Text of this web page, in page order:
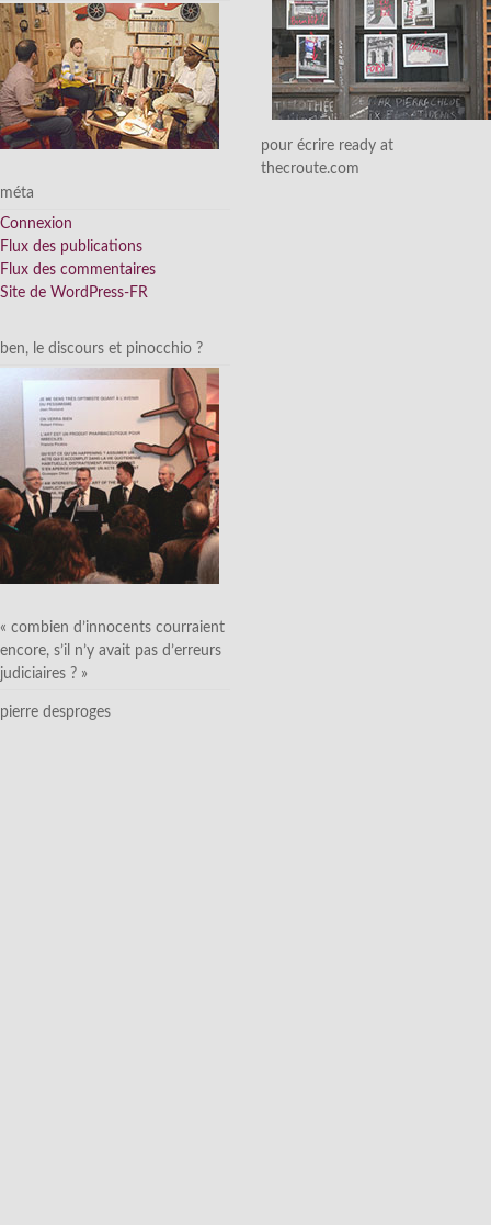
méta
Connexion
Flux des publications
Flux des commentaires
Site de WordPress-FR
ben, le discours et pinocchio ?
« combien d’innocents courraient
encore, s’il n’y avait pas d’erreurs
judiciaires ? »
pierre desproges
pour écrire ready at
thecroute.com